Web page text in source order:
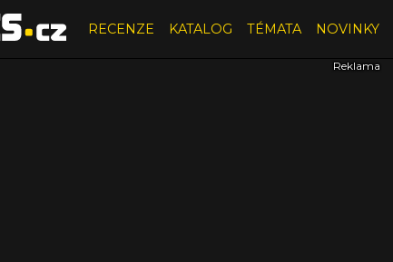
RECENZE KATALOG TÉMATA NOVINKY